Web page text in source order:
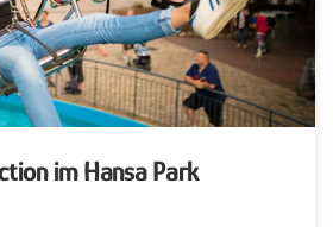
im Hansa Park